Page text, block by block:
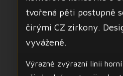
tvořená pěti postupně
čirými CZ zirkony.
vyváženě.
Výrazně zvýrazní linii